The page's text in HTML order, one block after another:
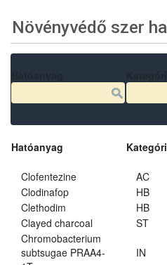
Növényvédő szer
Hatóanyag
Clofentezine
AC
Clodinafop
HB
Clethodim
HB
Clayed charcoal
ST
Chromobacterium
subtsugae PRAA4-
IN